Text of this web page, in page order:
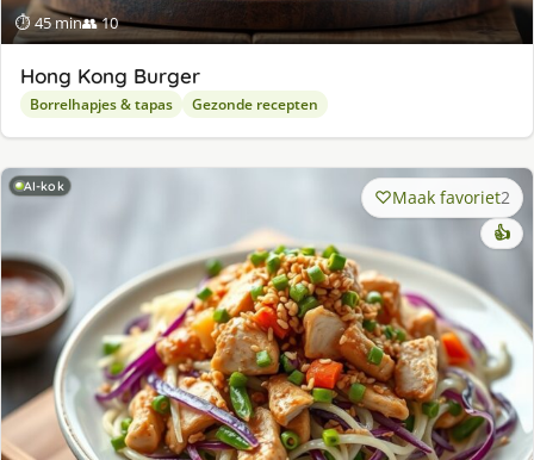
⏱ 45 min👥 10
Hong Kong Burger
Borrelhapjes & tapas Gezonde recepten
AI-kok Maak favoriet2
👍